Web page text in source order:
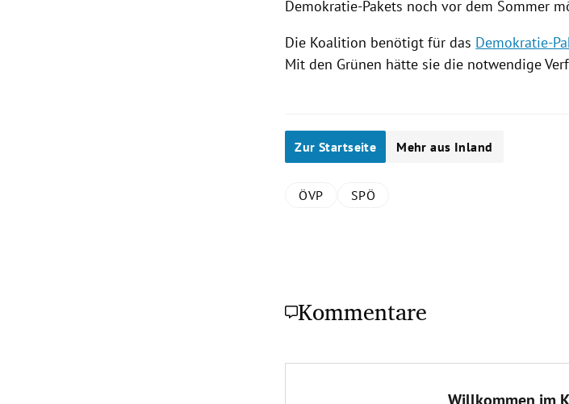
Demokratie-Pakets noch vor dem Sommer
Die Koalition benötigt für das Demokratie-
Mit den Grünen hätte sie die notwendige
Zur Startseite Mehr aus Inland
ÖVP SPÖ
Kommentare